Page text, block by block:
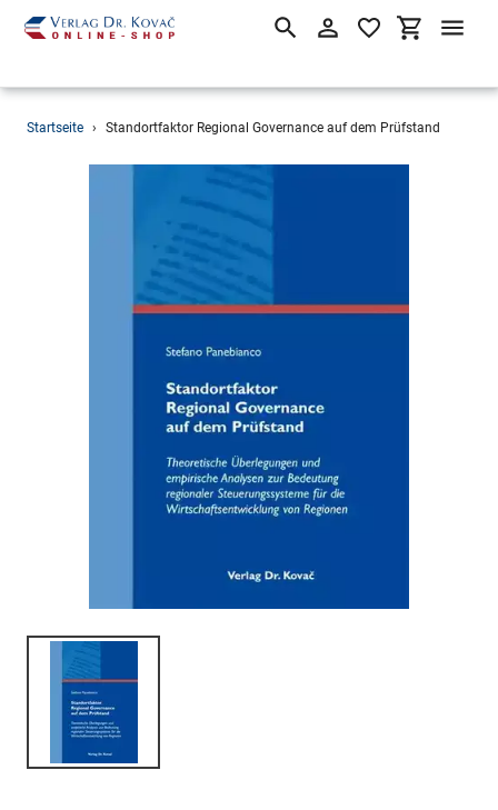
Direkt
SuchenEinloggen
Startseite › Standortfaktor Regional Governance auf dem Prüfstand